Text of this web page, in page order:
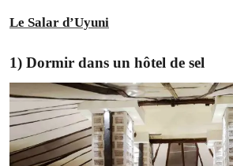
Le Salar d’Uyuni
1) Dormir dans un hôtel de sel